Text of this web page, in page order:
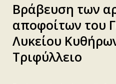
Βράβευση των
αποφοίτων του
Λυκείου
Τριφύλλειο